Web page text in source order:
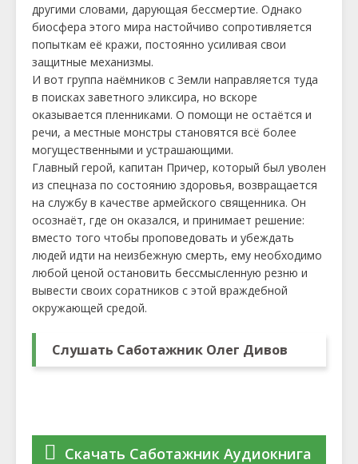
другими словами, дарующая бессмертие. Однако
биосфера этого мира настойчиво сопротивляется
попыткам её кражи, постоянно усиливая свои
защитные механизмы.
И вот группа наёмников с Земли направляется туда
в поисках заветного эликсира, но вскоре
оказывается пленниками. О помощи не остаётся и
речи, а местные монстры становятся всё более
могущественными и устрашающими.
Главный герой, капитан Причер, который был уволен
из спецназа по состоянию здоровья, возвращается
на службу в качестве армейского священника. Он
осознаёт, где он оказался, и принимает решение:
вместо того чтобы проповедовать и убеждать
людей идти на неизбежную смерть, ему необходимо
любой ценой остановить бессмысленную резню и
вывести своих соратников с этой враждебной
окружающей средой.
Слушать Саботажник Олег Дивов
Скачать Саботажник Аудиокнига